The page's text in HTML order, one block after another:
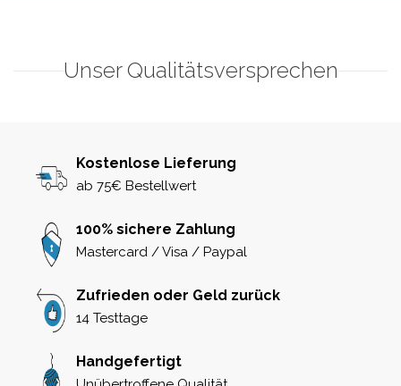
Unser Qualitätsversprechen
Kostenlose Lieferung
ab 75€ Bestellwert
100% sichere Zahlung
Mastercard / Visa / Paypal
Zufrieden oder Geld zurück
14 Testtage
Handgefertigt